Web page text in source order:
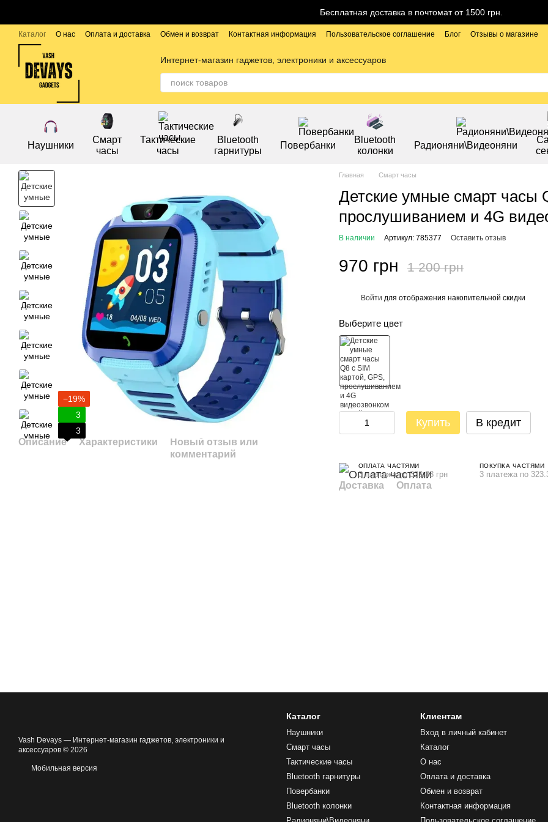
Бесплатная доставка в почтомат от 1500 грн.
Каталог О нас Оплата и доставка Обмен и возврат Контактная информация Пользовательское соглашение Блог
Отзывы о магазине
Публичный договор
Интернет-магазин гаджетов, электроники и аксессуаров
Наушники
Смарт
часы
Тактические
часы
Bluetooth
гарнитуры
Повербанки
Bluetooth
колонки
Радионяни\Видеоняни
−19%
3
3
Описание Характеристики
Новый отзыв или
комментарий
Главная Смарт часы
Детские умные смарт часы
прослушиванием и 4G
В наличии Артикул: 785377 Оставить отзыв
970 грн 1 200 грн
Войти для отображения накопительной скидки
Выберите цвет
Купить В кредит
ОПЛАТА ЧАСТЯМИ
3 платежа по 323.33 грн
ПОКУПКА ЧАСТЯМИ
3 платежа по
Доставка Оплата
Vash Devays — Интернет-магазин гаджетов, электроники и
аксессуаров © 2026
Мобильная версия
Каталог
Наушники
Смарт часы
Тактические часы
Bluetooth гарнитуры
Повербанки
Bluetooth колонки
Клиентам
Вход в личный кабинет
Каталог
О нас
Оплата и доставка
Обмен и возврат
Контактная информация